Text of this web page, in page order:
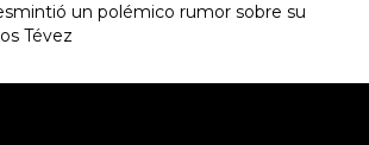
un polémico rumor sobre su
Tévez